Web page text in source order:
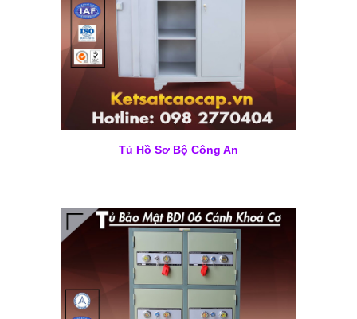
Tủ Hồ Sơ Bộ Công An